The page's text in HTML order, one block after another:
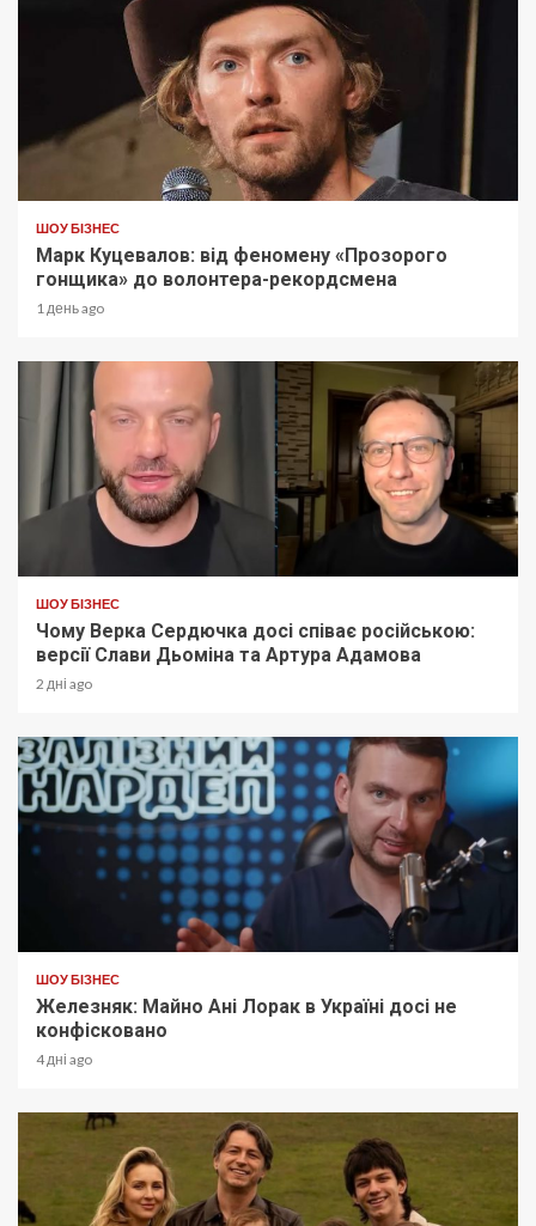
ШОУ БІЗНЕС
Марк Куцевалов: від феномену «Прозорого
гонщика» до волонтера-рекордсмена
1 день ago
ШОУ БІЗНЕС
Чому Верка Сердючка досі співає російською:
версії Слави Дьоміна та Артура Адамова
2 дні ago
ШОУ БІЗНЕС
Железняк: Майно Ані Лорак в Україні досі не
конфісковано
4 дні ago